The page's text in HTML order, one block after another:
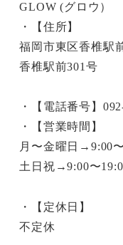
GLOW (グロウ）
・【住所】
福岡市東区香椎駅
香椎駅前301号
・【電話番号】
・【営業時間】
月〜金曜日→9:00
土日祝→9:00〜
・【定休日】
不定休